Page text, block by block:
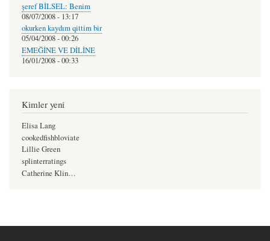
şeref BİLSEL: Benim
08/07/2008 - 13:17
okurken kaydım qittim bir
05/04/2008 - 00:26
EMEĞİNE VE DİLİNE
16/01/2008 - 00:33
Kimler yeni
Elisa Lang
cookedfishbloviate
Lillie Green
splinterratings
Catherine Klin…